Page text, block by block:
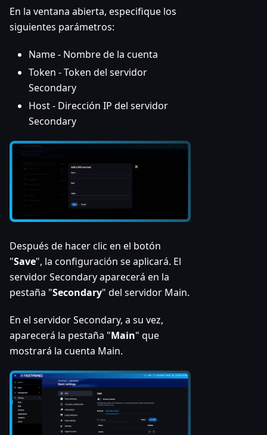
En la ventana abierta, especifique los
siguientes parámetros:
Name - Nombre de la cuenta
Token - Token del servidor
Secondary
Host - Dirección IP del servidor
Secondary
Después de hacer clic en el botón
"Save", la configuración se aplicará. El
servidor Secondary aparecerá en la
pestaña "Secondary" del servidor Main.
En el servidor Secondary, a su vez,
aparecerá la pestaña "Main" que
mostrará la cuenta Main.